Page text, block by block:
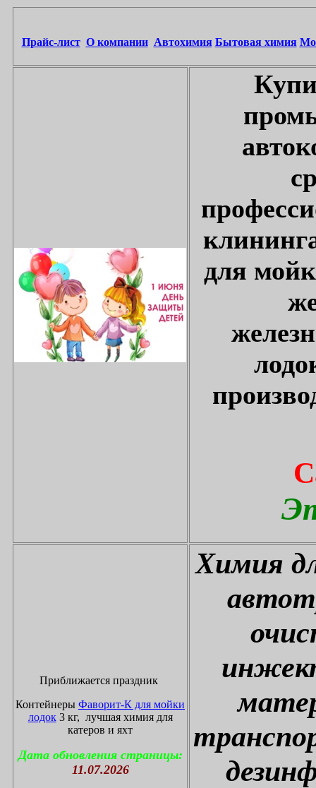
Прайс-лист О компании Автохимия Бытовая химия
для
Приближается праздник
Контейнеры Фаворит-К для мойки
лодок3 кг, лучшая химия для
катеров и яхт
Дата обновления страницы:
11.07.2026
Химия